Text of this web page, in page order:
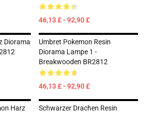
46,13 £ - 92,90 £
Diorama
Umbret Pokemon Resin
Diorama Lampe 1 -
Breakwooden BR2812
46,13 £ - 92,90 £
Harz
Schwarzer Drachen Resin